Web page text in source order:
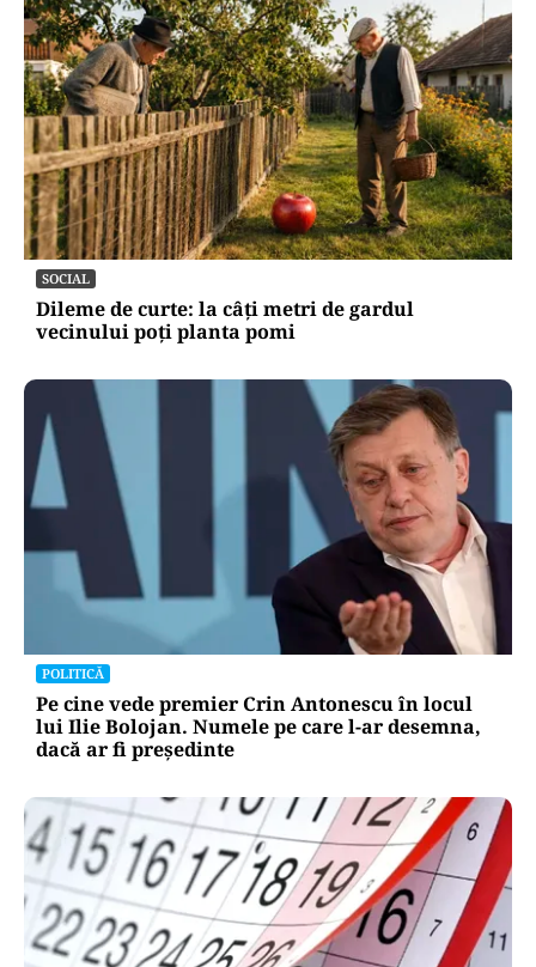
SOCIAL
Dileme de curte: la câți metri de gardul
vecinului poți planta pomi
POLITICĂ
Pe cine vede premier Crin Antonescu în locul
lui Ilie Bolojan. Numele pe care l-ar desemna,
dacă ar fi președinte